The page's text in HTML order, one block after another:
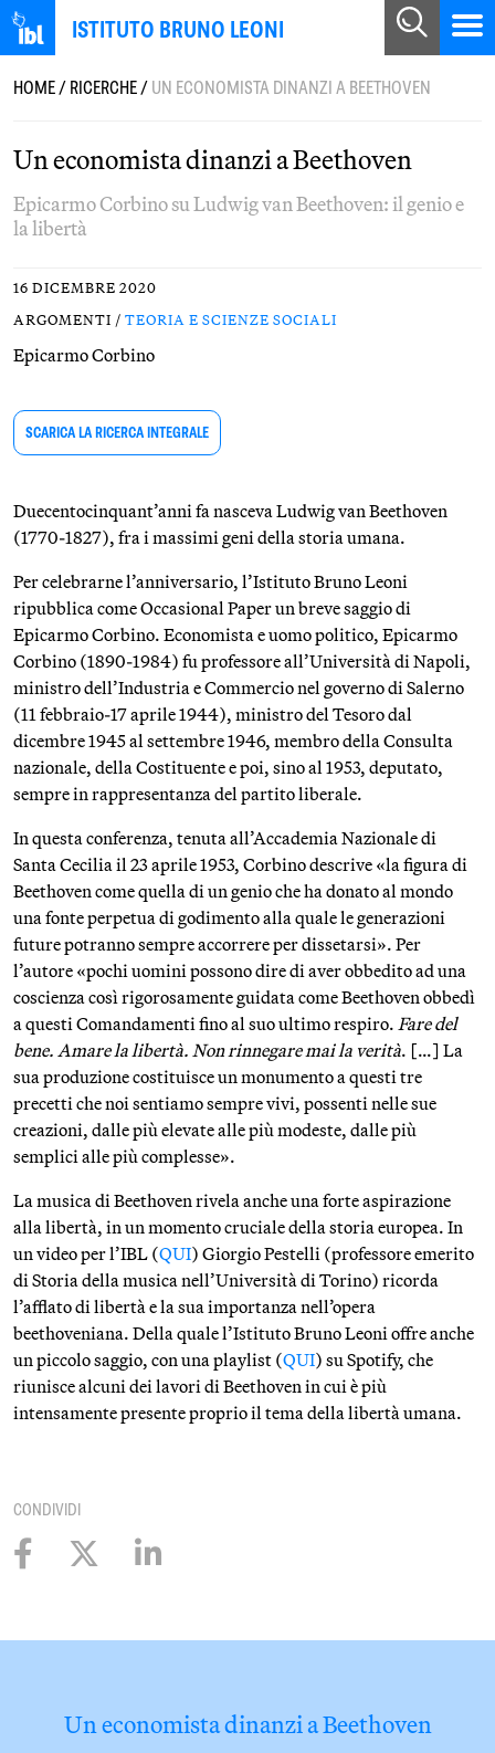
ISTITUTO BRUNO LEONI
HOME/RICERCHE/UN ECONOMISTA DINANZI A BEETHOVEN
Un economista dinanzi a Beethoven
Epicarmo Corbino su Ludwig van Beethoven: il genio e
la libertà
16 DICEMBRE 2020
ARGOMENTI / TEORIA E SCIENZE SOCIALI
Epicarmo Corbino
SCARICA LA RICERCA INTEGRALE
Duecentocinquant’anni fa nasceva Ludwig van Beethoven
(1770-1827), fra i massimi geni della storia umana.
Per celebrarne l’anniversario, l’Istituto Bruno Leoni
ripubblica come Occasional Paper un breve saggio di
Epicarmo Corbino. Economista e uomo politico, Epicarmo
Corbino (1890-1984) fu professore all’Università di Napoli,
ministro dell’Industria e Commercio nel governo di Salerno
(11 febbraio-17 aprile 1944), ministro del Tesoro dal
dicembre 1945 al settembre 1946, membro della Consulta
nazionale, della Costituente e poi, sino al 1953, deputato,
sempre in rappresentanza del partito liberale.
In questa conferenza, tenuta all’Accademia Nazionale di
Santa Cecilia il 23 aprile 1953, Corbino descrive «la figura di
Beethoven come quella di un genio che ha donato al mondo
una fonte perpetua di godimento alla quale le generazioni
future potranno sempre accorrere per dissetarsi». Per
l’autore «pochi uomini possono dire di aver obbedito ad una
coscienza così rigorosamente guidata come Beethoven obbedì
a questi Comandamenti fino al suo ultimo respiro. Fare del
bene. Amare la libertà. Non rinnegare mai la verità. […] La
sua produzione costituisce un monumento a questi tre
precetti che noi sentiamo sempre vivi, possenti nelle sue
creazioni, dalle più elevate alle più modeste, dalle più
semplici alle più complesse».
La musica di Beethoven rivela anche una forte aspirazione
alla libertà, in un momento cruciale della storia europea. In
un video per l’IBL (QUI) Giorgio Pestelli (professore emerito
di Storia della musica nell’Università di Torino) ricorda
l’afflato di libertà e la sua importanza nell’opera
beethoveniana. Della quale l’Istituto Bruno Leoni offre anche
un piccolo saggio, con una playlist (QUI) su Spotify, che
riunisce alcuni dei lavori di Beethoven in cui è più
intensamente presente proprio il tema della libertà umana.
CONDIVIDI
Un economista dinanzi a Beethoven